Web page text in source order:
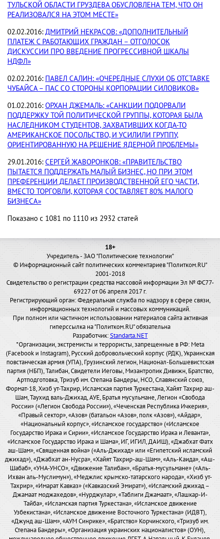
ТУЛЬСКОЙ ОБЛАСТИ ГРУЗДЕВА ОБУСЛОВЛЕНА ТЕМ, ЧТО ОН
РЕАЛИЗОВАЛСЯ НА ЭТОМ МЕСТЕ»
02.02.2016: ДМИТРИЙ НЕКРАСОВ: «ДОПОЛНИТЕЛЬНЫЙ
ПЛАТЕЖ С РАБОТАЮЩИХ ГРАЖДАН – ОТГОЛОСОК
ДИСКУССИИ ПРО ВВЕДЕНИЕ ПРОГРЕССИВНОЙ ШКАЛЫ
НДФЛ»
02.02.2016: ПАВЕЛ САЛИН: «ОЧЕРЕДНЫЕ СЛУХИ ОБ ОТСТАВКЕ
ЧУБАЙСА – ПАС СО СТОРОНЫ КОРПОРАЦИИ СИЛОВИКОВ»
01.02.2016: ОРХАН ДЖЕМАЛЬ: «САНКЦИИ ПОДОРВАЛИ
ПОДДЕРЖКУ ТОЙ ПОЛИТИЧЕСКОЙ ГРУППЫ, КОТОРАЯ БЫЛА
НАСЛЕДНИКОМ СТУДЕНТОВ, ЗАХВАТИВШИХ КОГДА-ТО
АМЕРИКАНСКОЕ ПОСОЛЬСТВО, И УСИЛИЛИ ГРУППУ,
ОРИЕНТИРОВАННУЮ НА РЕШЕНИЕ ЯДЕРНОЙ ПРОБЛЕМЫ»
29.01.2016: СЕРГЕЙ ЖАВОРОНКОВ: «ПРАВИТЕЛЬСТВО
ПЫТАЕТСЯ ПОДДЕРЖАТЬ МАЛЫЙ БИЗНЕС, НО ПРИ ЭТОМ
ПРЕФЕРЕНЦИИ ДЕЛАЕТ ПРОИЗВОДСТВЕННОЙ ЕГО ЧАСТИ,
ВМЕСТО ТОРГОВЛИ, КОТОРАЯ СОСТАВЛЯЕТ 80% МАЛОГО
БИЗНЕСА»
Показано с 1081 по 1110 из 2932 статей
18+
Учредитель - ЗАО "Политические технологии"
© Информационный сайт политических комментариев "Политком.RU"
2001-2018
Свидетельство о регистрации средства массовой информации Эл № ФС77-
69227 от 06 апреля 2017 г.
Регистрирующий орган: Федеральная служба по надзору в сфере связи,
информационных технологий и массовых коммуникаций.
При полном или частичном использовании материалов сайта активная
гиперссылка на "Политком.RU" обязательна
Разработчик:Standarta.NET
*Организации, экстремисты и террористы, запрещенные в РФ: Meta
(Facebook и Instagram), Русский добровольческий корпус (РДК), Украинская
повстанческая армия (УПА), Грузинский легион, Национал-Большевистская
партия (НБП), Талибан, Свидетели Иеговы, Мизантропик Дивижн, Братство,
Артподготовка, Тризуб им. Степана Бандеры, НСО, Славянский союз,
Формат-18, Хизб ут-Тахрир, Исламская партия Туркестана, Хайят Тахрир аш-
Шам, Таухид валь-Джихад, АУЕ, Братья мусульмане, Легион «Свобода
России» («Легион Свобода России»), «Чеченская Республика Ичкерия»,
«Правый сектор», «Азов» (батальон «Азов», полк «Азов»), «Айдар»,
«Национальный корпус», «Исламское государство» («Исламское
Государство Ирака и Сирии», «Исламское Государство Ирака и Леванта»,
«Исламское Государство Ирака и Шама», ИГ, ИГИЛ, ДАИШ), «Джабхат Фатх
аш-Шам», «Священная война» («Аль-Джихад» или «Египетский исламский
джихад»), «Джабхат ан-Нусра», «Хайят Тахрир-аш-Шам», «Аль-Каида», «Аш-
Шабаб», «УНА-УНСО», «Движение Талибан», «Братья-мусульмане» («Аль-
Ихван аль-Муслимун»), «Меджлис крымско-татарского народа», «Хизб ут-
Тахрир», «Имарат Кавказ» («Кавказский Эмират»), «Исламский джихад –
Джамаат моджахедов», «Нурджулар», «Таблиги Джамаат», «Лашкар-И-
Тайба», «Исламская партия Туркестана», «Исламское движение
Узбекистана», «Исламское движение Восточного Туркестана» (ИДВТ),
«Джунд аш-Шам», «АУМ Синрике», «Братство» Корчинского, «Тризуб им.
Степана Бандеры», «Организация украинских националистов» (ОУН),